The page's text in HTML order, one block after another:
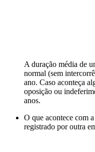
A duração média de
normal (sem
ano. Caso aconteça
oposição ou
anos.
O que acontece com
registrado por outra